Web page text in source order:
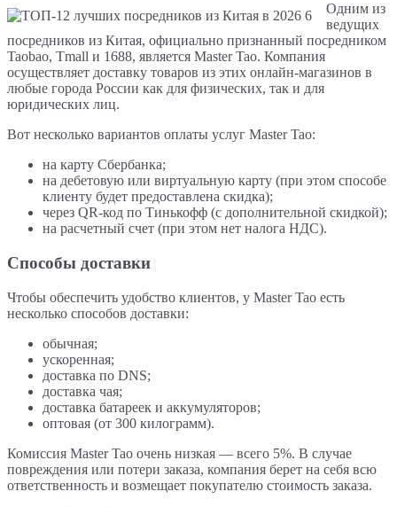
Одним из
ведущих
посредников из Китая, официально признанный посредником
Taobao, Tmall и 1688, является Master Tao. Компания
осуществляет доставку товаров из этих онлайн-магазинов в
любые города России как для физических, так и для
юридических лиц.
Вот несколько вариантов оплаты услуг Master Tao:
на карту Сбербанка;
на дебетовую или виртуальную карту (при этом способе
клиенту будет предоставлена скидка);
через QR-код по Тинькофф (с дополнительной скидкой);
на расчетный счет (при этом нет налога НДС).
Способы доставки
Чтобы обеспечить удобство клиентов, у Master Tao есть
несколько способов доставки:
обычная;
ускоренная;
доставка по DNS;
доставка чая;
доставка батареек и аккумуляторов;
оптовая (от 300 килограмм).
Комиссия Master Tao очень низкая — всего 5%. В случае
повреждения или потери заказа, компания берет на себя всю
ответственность и возмещает покупателю стоимость заказа.